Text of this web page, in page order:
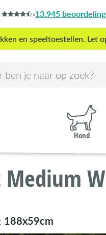
»13.945
en speeltoestellen. Let
Hond
Medium
188x59cm